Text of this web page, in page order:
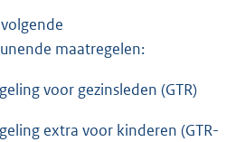
maatregelen:
voor gezinsleden (GTR)
extra voor kinderen (GTR-